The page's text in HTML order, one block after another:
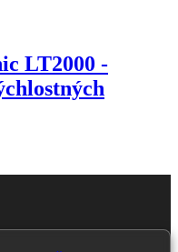
LT2000 -